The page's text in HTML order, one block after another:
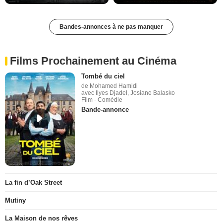
Bandes-annonces à ne pas manquer
Films Prochainement au Cinéma
Tombé du ciel
de Mohamed Hamidi
avec Ilyes Djadel, Josiane Balasko
Film - Comédie
Bande-annonce
La fin d’Oak Street
Mutiny
La Maison de nos rêves